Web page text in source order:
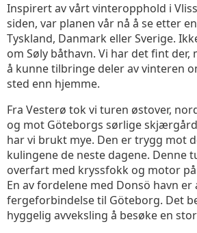
Inspirert av vårt vinteropphold i
siden, var planen vår nå å se etter
Tyskland, Danmark eller Sverige.
om Søly båthavn. Vi har det fint der,
å kunne tilbringe deler av vinteren
sted enn hjemme.
Fra Vesterø tok vi turen østover,
og mot Göteborgs sørlige
har vi brukt mye. Den er trygg mot
kulingene de neste dagene. Denne
overfart med kryssfokk og motor
En av fordelene med Donsö havn er
fergeforbindelse til Göteborg. Det
hyggelig avveksling å besøke en